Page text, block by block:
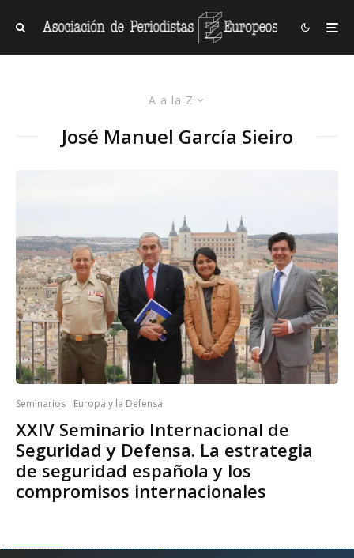
A a la Z
José Manuel García Sieiro
Seminarios Europa y la Defensa
XXIV Seminario Internacional de
Seguridad y Defensa. La estrategia
de seguridad española y los
compromisos internacionales